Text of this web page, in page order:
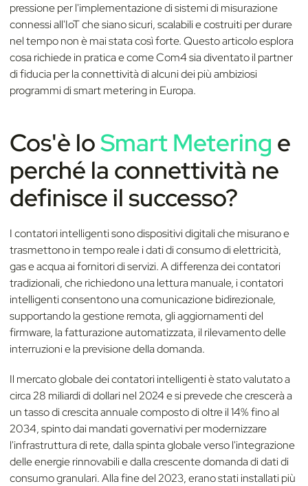
pressione per l'implementazione di sistemi di misurazione
connessi all'IoT che siano sicuri, scalabili e costruiti per durare
nel tempo non è mai stata così forte. Questo articolo esplora
cosa richiede in pratica e come Com4 sia diventato il partner
di fiducia per la connettività di alcuni dei più ambiziosi
programmi di smart metering in Europa.
Cos'è loSmart Metering e
perché la connettività ne
definisce il successo?
I contatori intelligenti sono dispositivi digitali che misurano e
trasmettono in tempo reale i dati di consumo di elettricità,
gas e acqua ai fornitori di servizi. A differenza dei contatori
tradizionali, che richiedono una lettura manuale, i contatori
intelligenti consentono una comunicazione bidirezionale,
supportando la gestione remota, gli aggiornamenti del
firmware, la fatturazione automatizzata, il rilevamento delle
interruzioni e la previsione della domanda.
Il mercato globale dei contatori intelligenti è stato valutato a
circa 28 miliardi di dollari nel 2024 e si prevede che crescerà a
un tasso di crescita annuale composto di oltre il 14% fino al
2034, spinto dai mandati governativi per modernizzare
l'infrastruttura di rete, dalla spinta globale verso l'integrazione
delle energie rinnovabili e dalla crescente domanda di dati di
consumo granulari. Alla fine del 2023, erano stati installati più